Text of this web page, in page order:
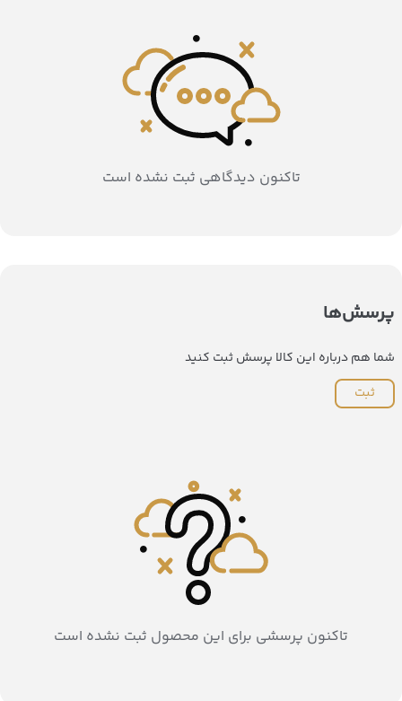
تاکنون دیدگاهی ثبت نشده است
پرسش‌ها
شما هم درباره این کالا پرسش ثبت کنید
ثبت
تاکنون پرسشی برای این محصول ثبت نشده است